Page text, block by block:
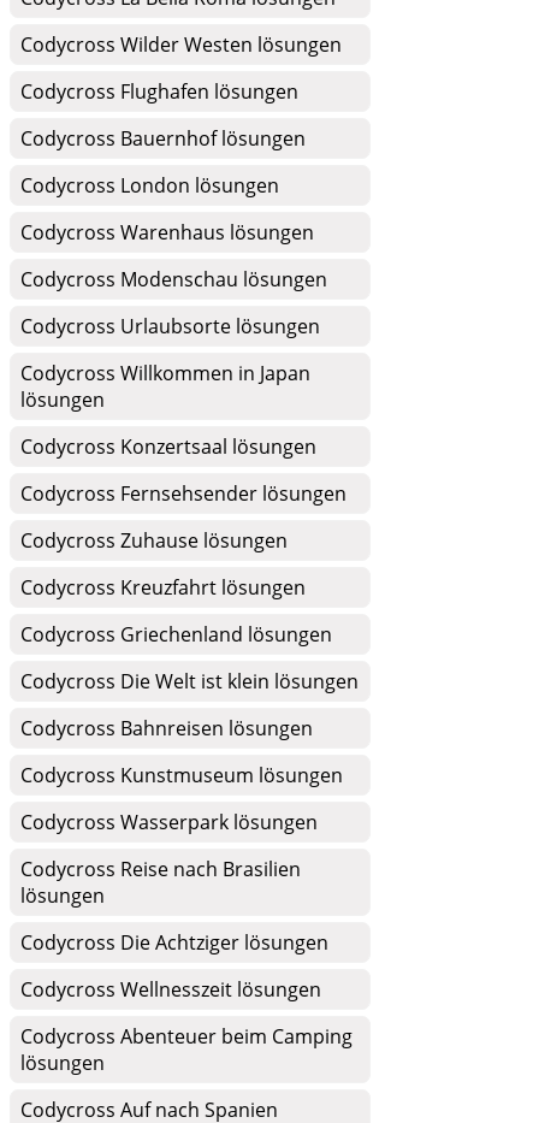
Codycross Wilder Westen lösungen
Codycross Flughafen lösungen
Codycross Bauernhof lösungen
Codycross London lösungen
Codycross Warenhaus lösungen
Codycross Modenschau lösungen
Codycross Urlaubsorte lösungen
Codycross Willkommen in Japan
lösungen
Codycross Konzertsaal lösungen
Codycross Fernsehsender lösungen
Codycross Zuhause lösungen
Codycross Kreuzfahrt lösungen
Codycross Griechenland lösungen
Codycross Die Welt ist klein lösungen
Codycross Bahnreisen lösungen
Codycross Kunstmuseum lösungen
Codycross Wasserpark lösungen
Codycross Reise nach Brasilien
lösungen
Codycross Die Achtziger lösungen
Codycross Wellnesszeit lösungen
Codycross Abenteuer beim Camping
lösungen
Codycross Auf nach Spanien